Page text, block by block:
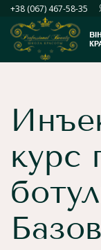
+38 (067) 467-58-35
курс